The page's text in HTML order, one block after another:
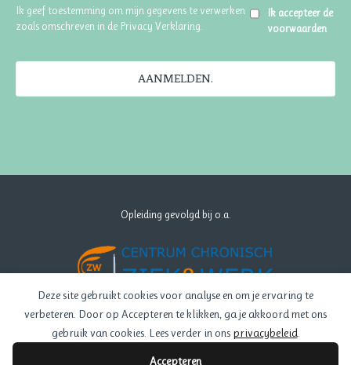
Deze site gebruikt cookies voor analyse en om je ervaring te
verbeteren. Door op Accepteren te klikken, ga je akkoord met ons
gebruik van cookies. Lees verder in ons privacybeleid.
Accepteren
Ik geef toestemming om mijn gegevens te verwerken
zoals omschreven in de Privacy Verklaring.
Ik accepteer de
voorwaarden
AANMELDEN.
Opleiding gevolgd bij o.a.